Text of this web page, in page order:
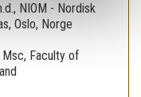
NIOM - Nordisk
Oslo, Norge
Faculty of